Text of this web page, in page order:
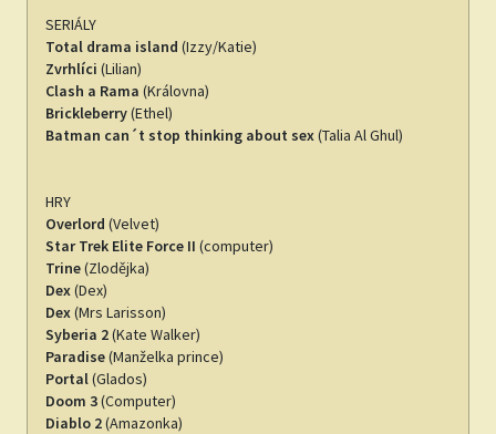
SERIÁLY
Total drama island (Izzy/Katie)
Zvrhlíci (Lilian)
Clash a Rama (Královna)
Brickleberry(Ethel)
Batman can´t stop thinking about sex(Talia Al Ghul)
HRY
Overlord (Velvet)
Star Trek Elite Force II (computer)
Trine(Zlodějka)
Dex(Dex)
Dex(Mrs Larisson)
Syberia 2(Kate Walker)
Paradise(Manželka prince)
Portal(Glados)
Doom 3(Computer)
Diablo 2(Amazonka)